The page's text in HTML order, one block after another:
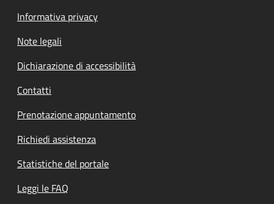
Informativa privacy
Note legali
Dichiarazione di accessibilità
Contatti
Prenotazione appuntamento
Richiedi assistenza
Statistiche del portale
Leggi le FAQ